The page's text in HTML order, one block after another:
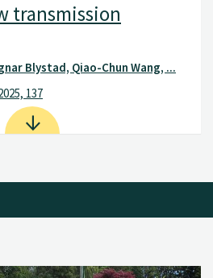
transmission
Blystad, Qiao-Chun Wang, ...
137